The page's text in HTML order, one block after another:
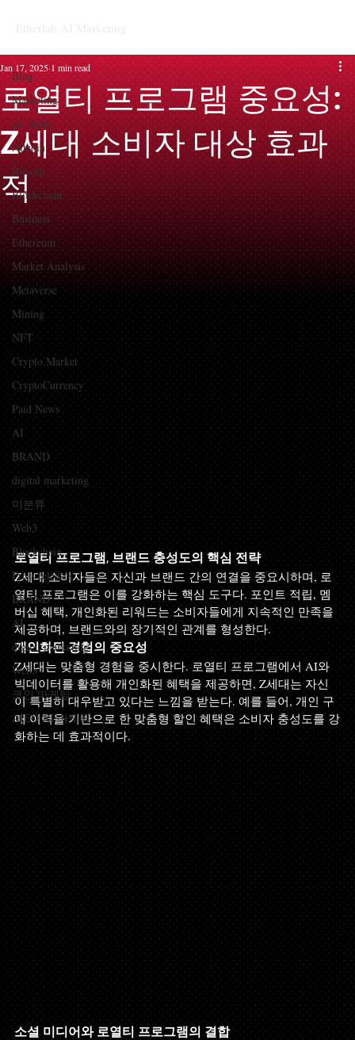
Blog
Marketing
AI News
Altcoin
Bitcoin
Blockchain
Business
Ethereum
Market Analysis
Metaverse
Mining
NFT
Crypto Market
CryptoCurrency
Paid News
AI
BRAND
digital marketing
미분류
Web3
Blockchain
Press releases
BRAND
AI
digital marketing
Web3
코인 마케팅
AIEO AI 마케팅
로열티 프로그램 중요성:
Z세대 소비자 대상 효과
적
Jan 17, 2025 1 min read
로열티 프로그램, 브랜드 충성도의 핵심 전략
Z세대 소비자들은 자신과 브랜드 간의 연결을 중요시하며, 로
열티 프로그램은 이를 강화하는 핵심 도구다. 포인트 적립, 멤
버십 혜택, 개인화된 리워드는 소비자들에게 지속적인 만족을
제공하며, 브랜드와의 장기적인 관계를 형성한다.
개인화된 경험의 중요성
Z세대는 맞춤형 경험을 중시한다. 로열티 프로그램에서 AI와
빅데이터를 활용해 개인화된 혜택을 제공하면, Z세대는 자신
이 특별히 대우받고 있다는 느낌을 받는다. 예를 들어, 개인 구
매 이력을 기반으로 한 맞춤형 할인 혜택은 소비자 충성도를 강
화하는 데 효과적이다.
소셜 미디어와 로열티 프로그램의 결합